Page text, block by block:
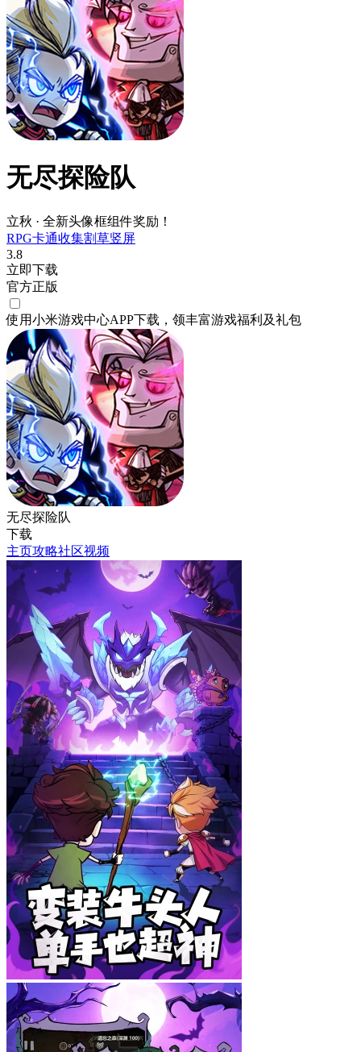
无尽探险队
立秋 · 全新头像框组件奖励！
RPG卡通收集割草竖屏
3.8
立即下载
官方正版
使用小米游戏中心APP下载 ，领丰富游戏福利 及礼包
无尽探险队
下载
主页攻略社区视频